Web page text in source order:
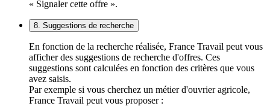
« Signaler cette offre ».
8. Suggestions de recherche
En fonction de la recherche réalisée, France Travail peut vous
afficher des suggestions de recherche d'offres. Ces
suggestions sont calculées en fonction des critères que vous
avez saisis.
Par exemple si vous cherchez un métier d'ouvrier agricole,
France Travail peut vous proposer :